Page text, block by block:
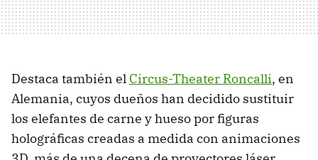
Destaca también el Circus-Theater Roncalli, en
Alemania, cuyos dueños han decidido sustituir
los elefantes de carne y hueso por figuras
holográficas creadas a medida con animaciones